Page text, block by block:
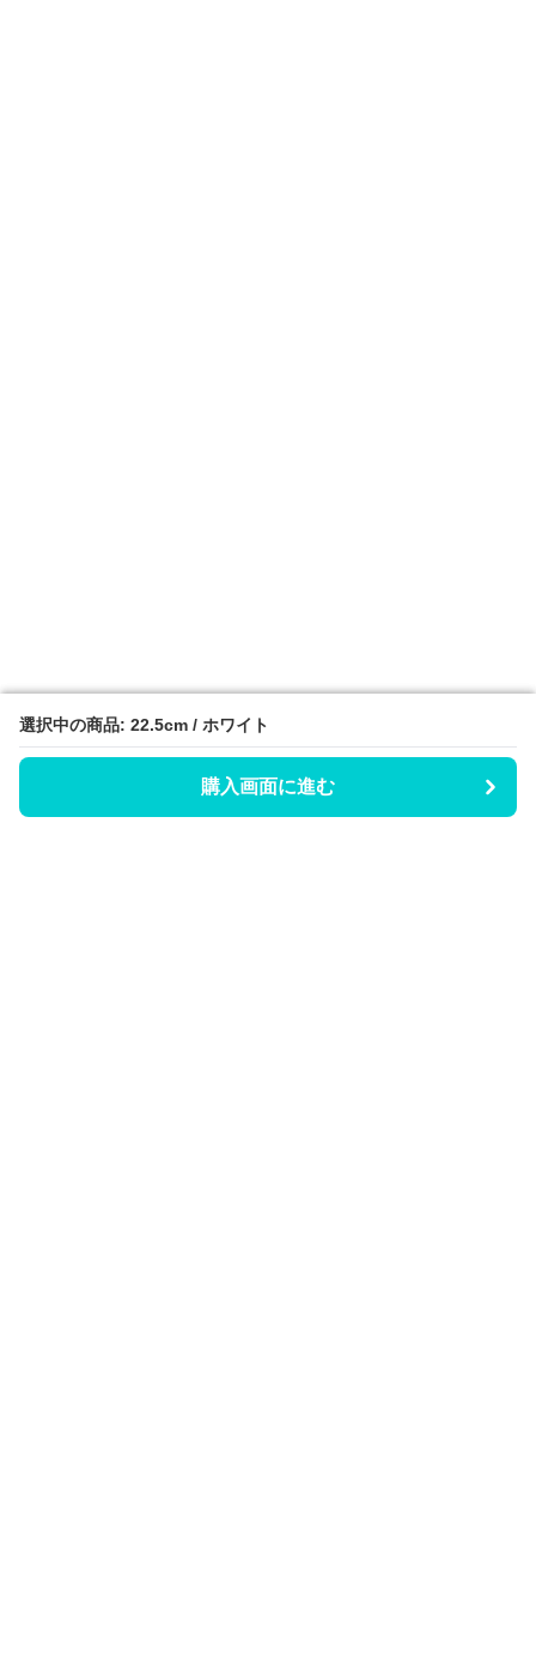
選択中の商品: 22.5cm / ホワイト
購入画面に進む
選択中の商品: 22.5cm / ホワイト
購入画面に進む